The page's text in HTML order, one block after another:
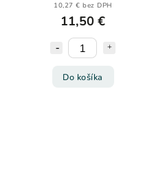
10,27 € bez DPH
11,50 €
Do košíka